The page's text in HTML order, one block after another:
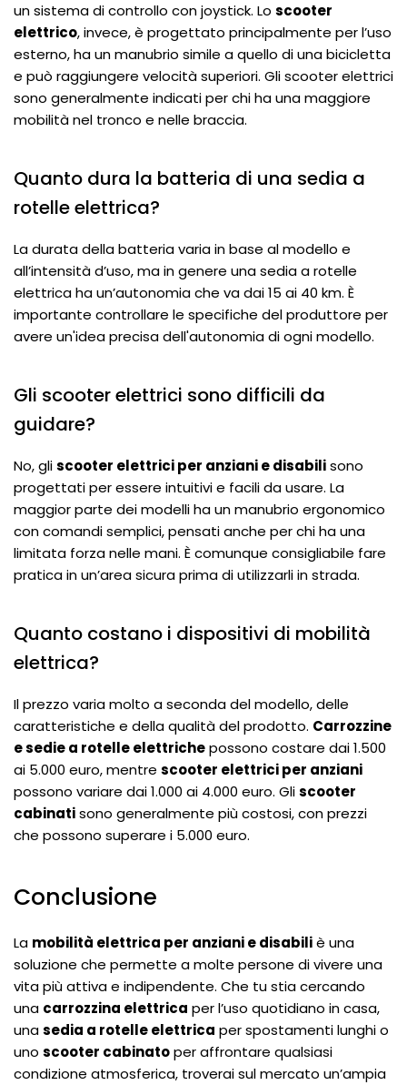
un sistema di controllo con joystick. Lo scooter
elettrico, invece, è progettato principalmente per l’uso
esterno, ha un manubrio simile a quello di una bicicletta
e può raggiungere velocità superiori. Gli scooter elettrici
sono generalmente indicati per chi ha una maggiore
mobilità nel tronco e nelle braccia.
Quanto dura la batteria di una sedia a
rotelle elettrica?
La durata della batteria varia in base al modello e
all’intensità d’uso, ma in genere una sedia a rotelle
elettrica ha un’autonomia che va dai 15 ai 40 km. È
importante controllare le specifiche del produttore per
avere un'idea precisa dell'autonomia di ogni modello.
Gli scooter elettrici sono difficili da
guidare?
No, gliscooter elettrici per anziani e disabilisono
progettati per essere intuitivi e facili da usare. La
maggior parte dei modelli ha un manubrio ergonomico
con comandi semplici, pensati anche per chi ha una
limitata forza nelle mani. È comunque consigliabile fare
pratica in un’area sicura prima di utilizzarli in strada.
Quanto costano i dispositivi di mobilità
elettrica?
Il prezzo varia molto a seconda del modello, delle
caratteristiche e della qualità del prodotto. Carrozzine
e sedie a rotelle elettrichepossono costare dai 1.500
ai 5.000 euro, mentre scooter elettrici per anziani
possono variare dai 1.000 ai 4.000 euro. Gliscooter
cabinatisono generalmente più costosi, con prezzi
che possono superare i 5.000 euro.
Conclusione
La mobilità elettrica per anziani e disabiliè una
soluzione che permette a molte persone di vivere una
vita più attiva e indipendente. Che tu stia cercando
una carrozzina elettrica per l’uso quotidiano in casa,
unasedia a rotelle elettrica per spostamenti lunghi o
uno scooter cabinatoper affrontare qualsiasi
condizione atmosferica, troverai sul mercato un’ampia